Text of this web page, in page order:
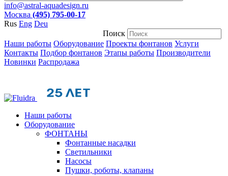
info@astral-aquadesign.ru
Москва (495) 795-00-17
Rus Eng Deu
Поиск
Наши работы Оборудование Проекты фонтанов Услуги
Контакты Подбор фонтанов Этапы работы Производители
Новинки Распродажа
Наши работы
Оборудование
ФОНТАНЫ
Фонтанные насадки
Cветильники
Насосы
Пушки, роботы, клапаны